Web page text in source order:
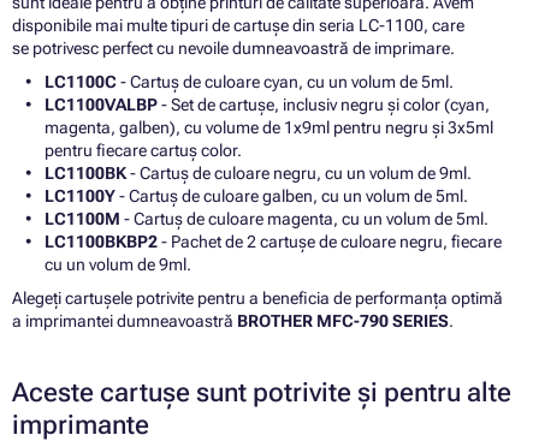
disponibile mai multe tipuri de cartușe din seria LC-1100, care
se potrivesc perfect cu nevoile dumneavoastră de imprimare.
LC1100C - Cartuș de culoare cyan, cu un volum de 5ml.
LC1100VALBP- Set de cartușe, inclusiv negru și color (cyan,
magenta, galben), cu volume de 1x9ml pentru negru și 3x5ml
pentru fiecare cartuș color.
LC1100BK- Cartuș de culoare negru, cu un volum de 9ml.
LC1100Y- Cartuș de culoare galben, cu un volum de 5ml.
LC1100M - Cartuș de culoare magenta, cu un volum de 5ml.
LC1100BKBP2- Pachet de 2 cartușe de culoare negru, fiecare
cu un volum de 9ml.
Alegeți cartușele potrivite pentru a beneficia de performanța optimă
a imprimantei dumneavoastră BROTHER MFC-790 SERIES.
Aceste cartușe sunt potrivite și pentru alte
imprimante